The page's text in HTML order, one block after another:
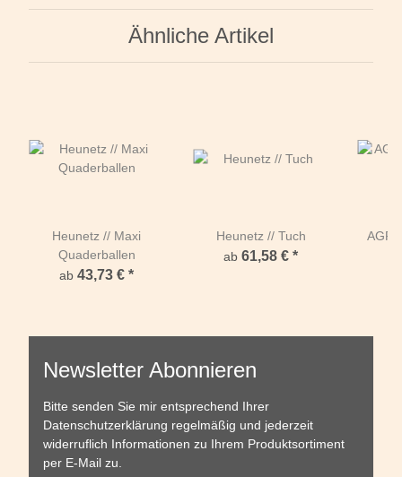
Ähnliche Artikel
Heunetz // Maxi
Quaderballen
ab 43,73 € *
Heunetz // Tuch
ab 61,58 € *
Newsletter Abonnieren
Bitte senden Sie mir entsprechend Ihrer
Datenschutzerklärung regelmäßig und jederzeit
widerruflich Informationen zu Ihrem Produktsortiment
per E-Mail zu.